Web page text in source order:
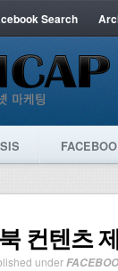
Search
컨텐츠
under